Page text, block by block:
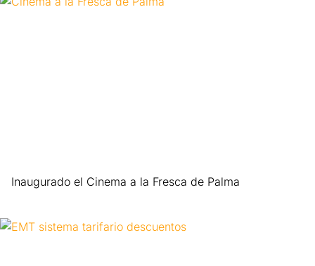
Inaugurado el Cinema a la Fresca de Palma